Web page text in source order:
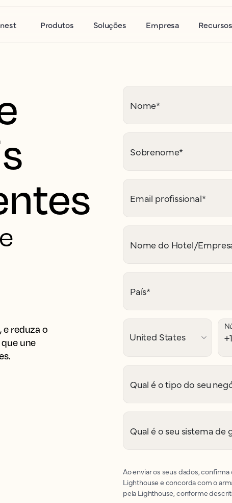
Produtos Soluções Empresa
e reduza o
une
Nome*
Sobrenome*
Email profissional*
Nome do Hotel/
País*
Qual é o tipo do seu
Qual é o seu sistema
Ao enviar os seus dados,
Lighthouse e concorda com o
pela Lighthouse, conforme